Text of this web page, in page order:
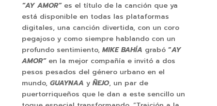
“AY AMOR”es el título de la canción que ya
está disponible en todas las plataformas
digitales, una canción divertida, con un coro
pegajoso y como siempre hablando con un
profundo sentimiento, MIKE BAHÍA grabó “AY
AMOR”en la mejor compañía e invitó a dos
pesos pesados del género urbano en el
mundo, GUAYNAA y ÑEJO, un par de
puertorriqueños que le dan a este sencillo un